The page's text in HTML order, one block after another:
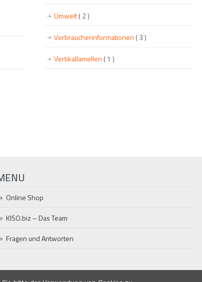
Umwelt( 2 )
Verbraucherinformationen ( 3 )
Vertikallamellen ( 1 )
Online Shop
KISO.biz – Das Team
Fragen und Antworten